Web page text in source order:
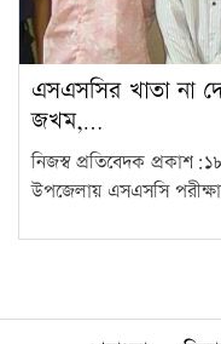
এসএসসির খাতা না
জখম,…
নিজস্ব প্রতিবেদক
উপজেলায় এসএসসি